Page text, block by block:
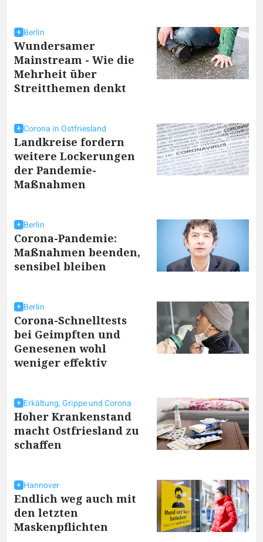
Berlin
Wundersamer
Mainstream - Wie die
Mehrheit über
Streitthemen denkt
Corona in Ostfriesland
Landkreise fordern
weitere Lockerungen
der Pandemie-
Maßnahmen
Berlin
Corona-Pandemie:
Maßnahmen beenden,
sensibel bleiben
Berlin
Corona-Schnelltests
bei Geimpften und
Genesenen wohl
weniger effektiv
Erkältung, Grippe und Corona
Hoher Krankenstand
macht Ostfriesland zu
schaffen
Hannover
Endlich weg auch mit
den letzten
Maskenpflichten